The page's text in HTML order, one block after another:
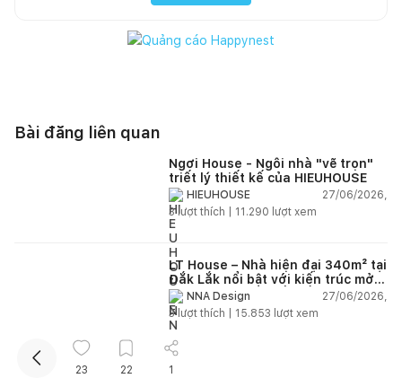
Bài đăng liên quan
Ngơi House - Ngôi nhà "vẽ trọn"
triết lý thiết kế của HIEUHOUSE
HIEUHOUSE
27/06/2026,
3lượt thích | 11.290 lượt xem
LT House – Nhà hiện đại 340m² tại
Đắk Lắk nổi bật với kiến trúc mở
và hệ sân vườn kết nối thiên
nhiên
NNA Design
27/06/2026,
3lượt thích | 15.853 lượt xem
Ngôi nhà không cần điều hòa nhờ
23 22 1
Kết nối thiết kế, thi công